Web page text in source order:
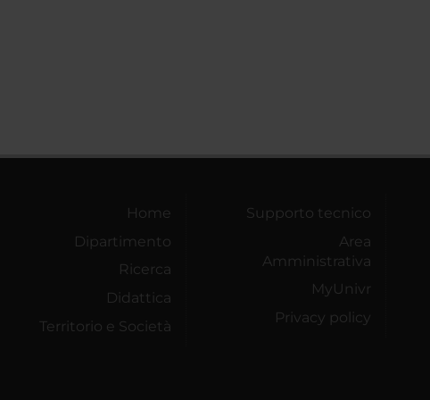
Home
Dipartimento
Ricerca
Didattica
Territorio e Società
Supporto tecnico
Area
Amministrativa
MyUnivr
Privacy policy